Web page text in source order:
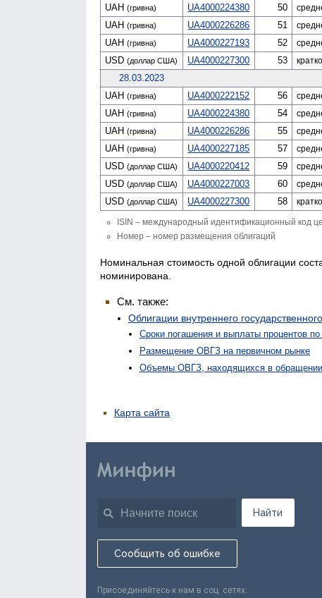
UAH(гривна) UA4000224380 50
UAH(гривна) UA4000226286 51
UAH(гривна) UA4000227193 52
USD(доллар США) UA4000227300 53
28.03.2023
UAH(гривна) UA4000222152 56
UAH(гривна) UA4000224380 54
UAH(гривна) UA4000226286 55
UAH(гривна) UA4000227185 57
USD(доллар США) UA4000220412 59
USD(доллар США) UA4000227003 60
USD(доллар США) UA4000227300 58
ISIN – международный идентификационный код
Номер – номер размещения облигаций
Номинальная стоимость одной облигации
номинирована.
См. также:
Облигации внутреннего
Сроки погашения и выплаты процентов
Размещение ОВГЗ на первичном рынке
Объемы ОВГЗ, находящихся в обращении
Карта сайта
Найти
Сообщить об ошибке
Присоединяйтесь к нам в соц. сетях: